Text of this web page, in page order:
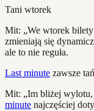
Tani wtorek
Mit: „We wtorek bilety
zmieniają się
ale to nie reguła.
Last minute zawsze
Mit: „Im bliżej wylotu,
minute najczęściej